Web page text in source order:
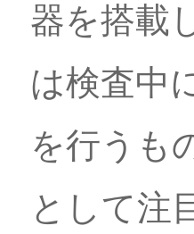
器を搭載
は検査中
を行うも
として注